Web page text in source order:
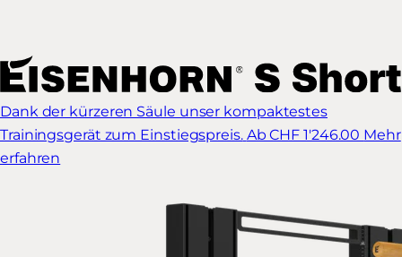
Dank der kürzeren Säule unser kompaktestes
Trainingsgerät zum Einstiegspreis. Ab CHF 1'246.00 Mehr
erfahren